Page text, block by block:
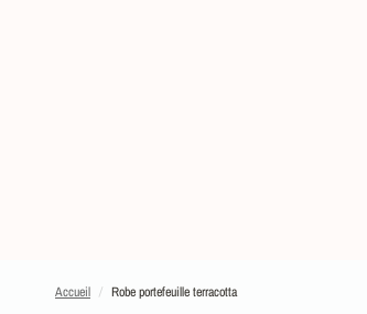
Accueil / Robe portefeuille terracotta